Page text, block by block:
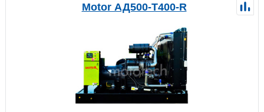
Motor АД500-Т400-R